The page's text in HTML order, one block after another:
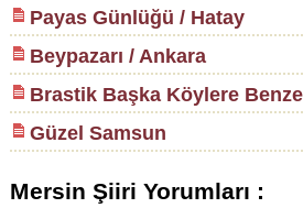
Payas Günlüğü / Hatay
Beypazarı / Ankara
Brastik Başka Köylere
Güzel Samsun
Mersin Şiiri Yorumları :